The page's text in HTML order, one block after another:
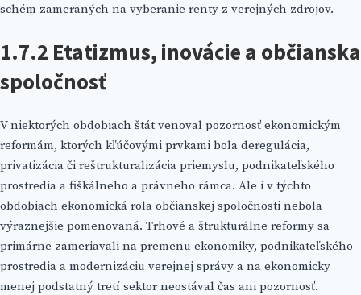
schém zameraných na vyberanie renty z verejných zdrojov.
1.7.2 Etatizmus, inovácie a občianska
spoločnosť
V niektorých obdobiach štát venoval pozornosť ekonomickým
reformám, ktorých kľúčovými prvkami bola deregulácia,
privatizácia či reštrukturalizácia priemyslu, podnikateľského
prostredia a fiškálneho a právneho rámca. Ale i v týchto
obdobiach ekonomická rola občianskej spoločnosti nebola
výraznejšie pomenovaná. Trhové a štrukturálne reformy sa
primárne zameriavali na premenu ekonomiky, podnikateľského
prostredia a modernizáciu verejnej správy a na ekonomicky
menej podstatný tretí sektor neostával čas ani pozornosť.